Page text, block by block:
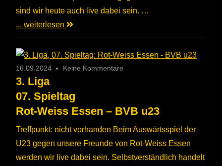
sind wir heute auch live dabei sein. …
... weiterlesen
16.09.2024 Keine Kommentare
3. Liga
07. Spieltag
Rot-Weiss Essen – BVB u23
Treffpunkt: nicht vorhanden Beim Auswärtsspiel der
U23 gegen unsere Freunde von Rot-Weiss Essen
werden wir live dabei sein. Selbstverständlich handelt